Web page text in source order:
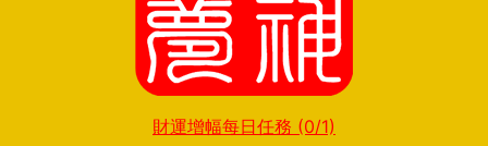
財運增幅每日任務 (0/1)